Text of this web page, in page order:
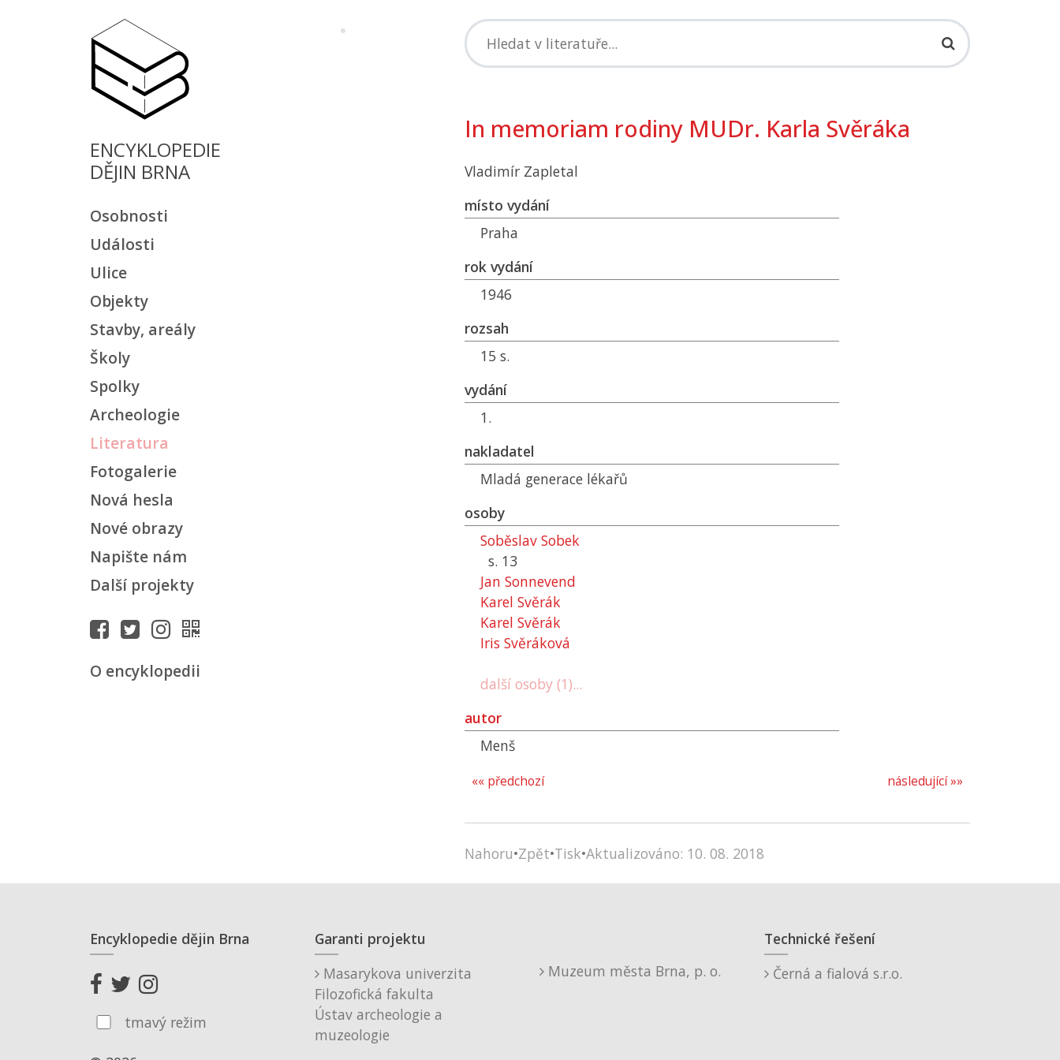
ENCYKLOPEDIE
DĚJIN BRNA
Osobnosti
Události
Ulice
Objekty
Stavby, areály
Školy
Spolky
Archeologie
Literatura
Fotogalerie
Nová hesla
Nové obrazy
Napište nám
Další projekty
O encyklopedii
In memoriam rodiny MUDr. Karla Svěráka
Vladimír Zapletal
místo vydání
Praha
rok vydání
1946
rozsah
15 s.
vydání
1.
nakladatel
Mladá generace lékařů
osoby
Soběslav Sobek
s. 13
Jan Sonnevend
Karel Svěrák
Karel Svěrák
Iris Svěráková
další osoby (1)...
autor
Menš
následující »»
«« předchozí
Nahoru•Zpět•Tisk•Aktualizováno: 10. 08. 2018
Encyklopedie dějin Brna
tmavý režim
Garanti projektu
Masarykova univerzita
Filozofická fakulta
Ústav archeologie a
muzeologie
Muzeum města Brna, p. o.
Technické řešení
Černá a fialová s.r.o.